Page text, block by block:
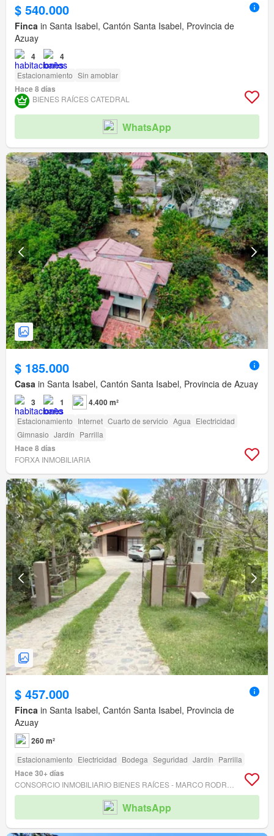
$ 540.000
Finca in Santa Isabel, Cantón Santa Isabel, Provincia de
Azuay
4 4
Estacionamiento Sin amoblar
Hace 8 días
BIENES RAÍCES CATEDRAL
WhatsApp
$ 185.000
Casa in Santa Isabel, Cantón Santa Isabel, Provincia de Azuay
3 1 4.400 m²
Estacionamiento Internet Cuarto de servicio Agua Electricidad
Gimnasio Jardín Parrilla
Hace 8 días
FORXA INMOBILIARIA
$ 457.000
Finca in Santa Isabel, Cantón Santa Isabel, Provincia de
Azuay
260 m²
Estacionamiento Electricidad Bodega Seguridad Jardín Parrilla
Hace 30+ días
WhatsApp